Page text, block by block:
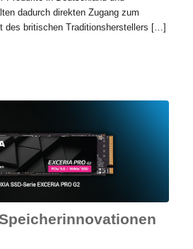
dadurch direkten Zugang zum
des britischen Traditionsherstellers […]